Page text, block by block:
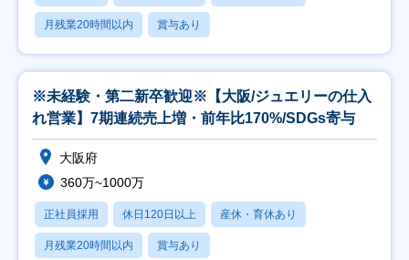
月残業20時間以内 賞与あり
※未経験・第二新卒歓迎※【大阪/ジュエリーの仕入
れ営業】7期連続売上増・前年比170%/SDGs寄与
大阪府
360万~1000万
正社員採用 休日120日以上 産休・育休あり
月残業20時間以内 賞与あり